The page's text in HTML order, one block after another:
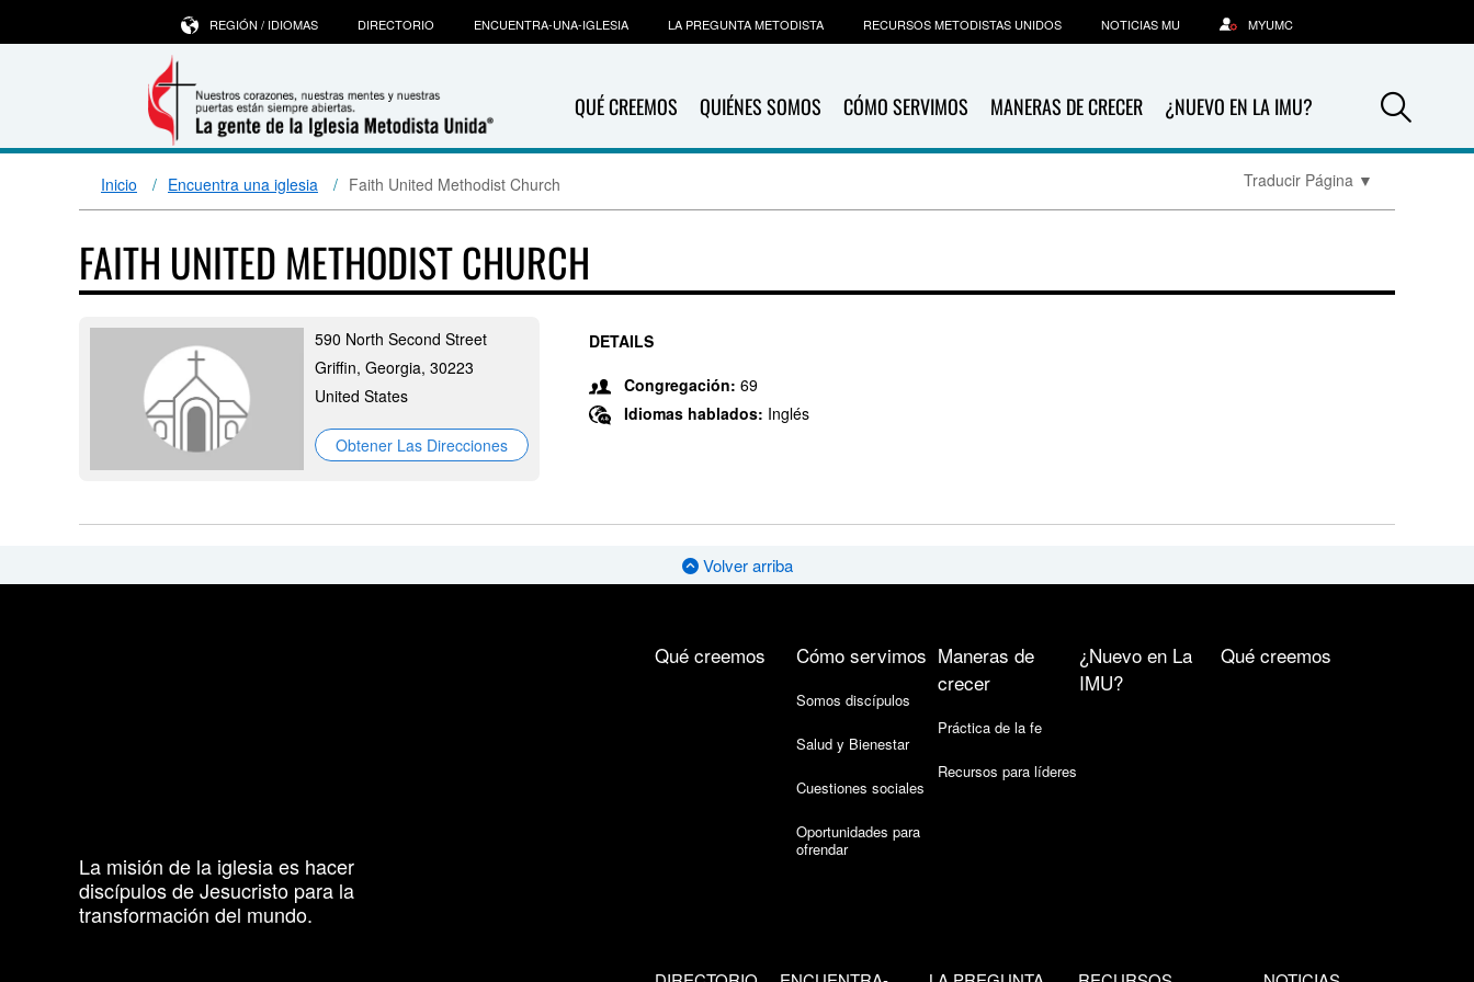
QUÉ CREEMOS QUIÉNES SOMOS CÓMO SERVIMOS MANERAS DE CRECER ¿NUEVO EN LA IMU?
REGIÓN / IDIOMAS DIRECTORIO ENCUENTRA-UNA-IGLESIA LA PREGUNTA METODISTA RECURSOS METODISTAS UNIDOS NOTICIAS MU MYUMC
Inicio Encuentra una iglesia Faith United Methodist Church Traducir Página ▼
FAITH UNITED METHODIST CHURCH
590 North Second Street
Griffin, Georgia, 30223
United States
Obtener Las Direcciones
DETAILS
Congregación: 69
Idiomas hablados: Inglés
Volver arriba
La misión de la iglesia es hacer
discípulos de Jesucristo para la
transformación del mundo.
Qué creemos Cómo servimos
Somos discípulos
Salud y Bienestar
Cuestiones sociales
Oportunidades para
ofrendar
Maneras de
crecer
Práctica de la fe
Recursos para líderes
¿Nuevo en La
IMU?
Qué creemos